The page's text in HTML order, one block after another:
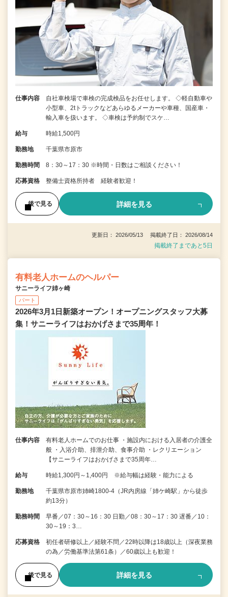
仕事内容
自社車検場で車検の完成検品をお任せします。 ◇軽自動車や
小型車、2tトラックなどあらゆるメーカーや車種、国産車・
輸入車を扱います。 ◇車検は予約制でスケ…
給与 時給1,500円
勤務地 千葉県市原市
勤務時間 8：30～17：30 ※時間・日数はご相談ください！
応募資格 整備士資格所持者 経験者歓迎！
後で見る 詳細を見る
更新日： 2026/05/13 掲載終了日： 2026/08/14
掲載終了まであと5日
有料老人ホームのヘルパー
サニーライフ姉ヶ崎
パート
2026年3月1日新築オープン！オープニングスタッフ大募
集！サニーライフはおかげさまで35周年！
仕事内容
有料老人ホームでのお仕事 ・施設内における入居者の介護全
般 ・入浴介助、排泄介助、食事介助 ・レクリエーション
【サニーライフはおかげさまで35周年…
給与 時給1,300円～1,400円 ※給与幅は経験・能力による
勤務地
千葉県市原市姉崎1800-4（JR内房線「姉ケ崎駅」から徒歩
約13分）
勤務時間
早番／07：30～16：30 日勤／08：30～17：30 遅番／10：
30～19：3…
応募資格
初任者研修以上／経験不問／22時以降は18歳以上（深夜業務
の為／労働基準法第61条）／60歳以上も歓迎！
後で見る 詳細を見る